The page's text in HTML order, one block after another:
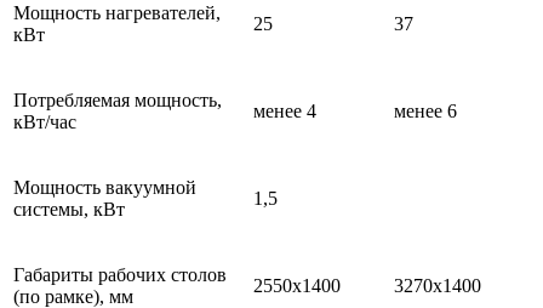
Мощность нагревателей,
кВт
25 37
Потребляемая мощность,
кВт/час
менее 4 менее 6
Мощность вакуумной
системы, кВт
1,5
Габариты рабочих столов
(по рамке), мм
2550х1400 3270х1400